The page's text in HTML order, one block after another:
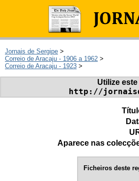
Jornais de Sergipe >
Correio de Aracaju - 1906 a 1962 >
Correio de Aracaju - 1923 >
Utilize
http://
Aparece nas
Ficheiros deste